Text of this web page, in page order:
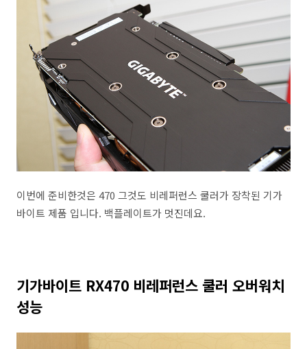
이번에 준비한것은 470 그것도 비레퍼런스 쿨러가 장착된 기가
바이트 제품 입니다. 백플레이트가 멋진데요.
기가바이트 RX470 비레퍼런스 쿨러 오버워치
성능